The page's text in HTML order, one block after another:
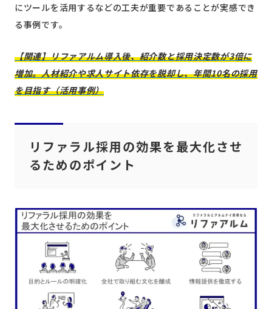
にツールを活用するなどの工夫が重要であることが実感でき
る事例です。
【関連】リファアルム導入後、紹介数と採用決定数が3倍に
増加。人材紹介や求人サイト依存を脱却し、年間10名の採用
を目指す（活用事例）
リファラル採用の効果を最大化させ
るためのポイント